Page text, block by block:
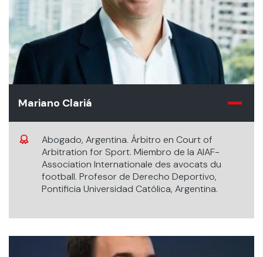
Mariano Clariá
Abogado, Argentina. Árbitro en Court of
Arbitration for Sport. Miembro de la AIAF-
Association Internationale des avocats du
football. Profesor de Derecho Deportivo,
Pontificia Universidad Católica, Argentina.